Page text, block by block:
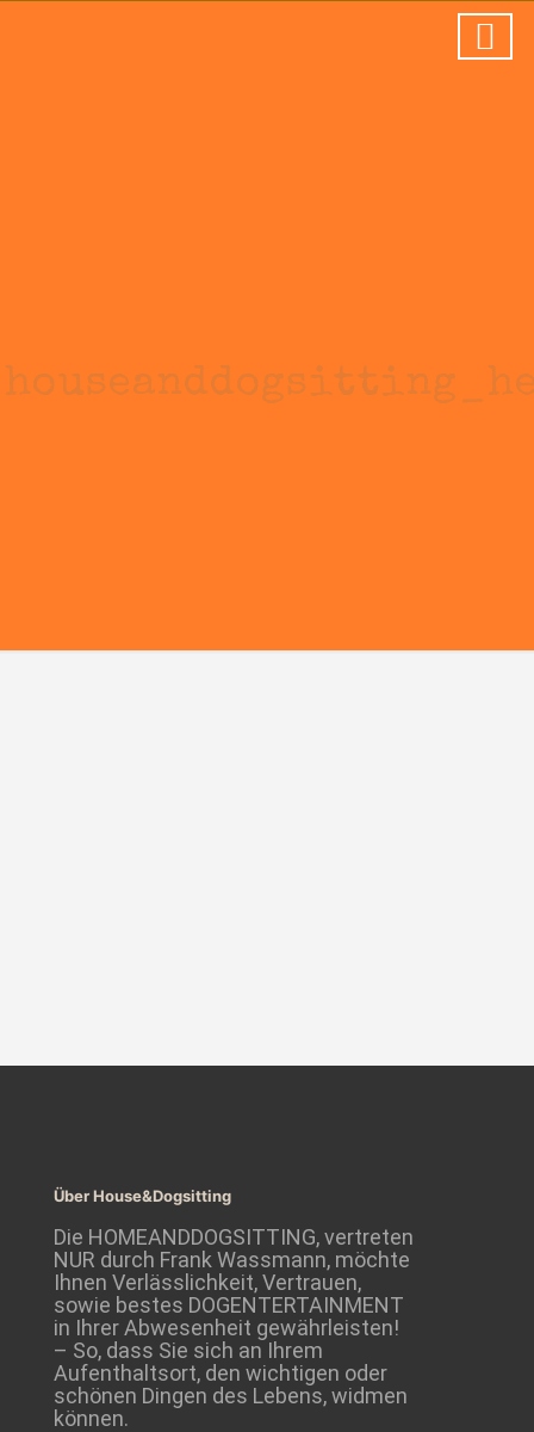
Über House&Dogsitting
Die HOMEANDDOGSITTING, vertreten
NUR durch Frank Wassmann, möchte
Ihnen Verlässlichkeit, Vertrauen,
sowie bestes DOGENTERTAINMENT
in Ihrer Abwesenheit gewährleisten!
– So, dass Sie sich an Ihrem
Aufenthaltsort, den wichtigen oder
schönen Dingen des Lebens, widmen
können.